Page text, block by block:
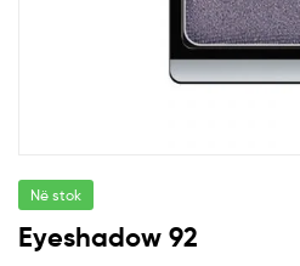
Në stok
Eyeshadow 92